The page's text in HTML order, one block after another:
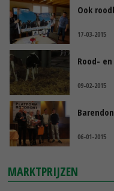
Ook
17-03-2015
Rood-
09-02-2015
06-01-2015
MARKTPRIJZEN